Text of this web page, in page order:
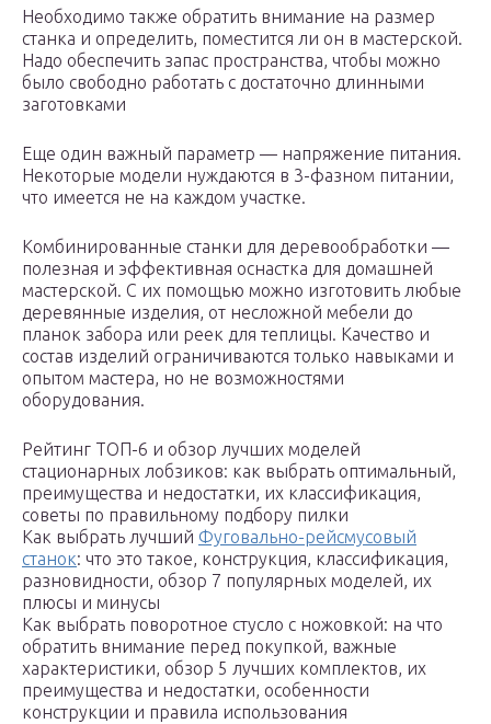
Необходимо также обратить внимание на размер
станка и определить, поместится ли он в мастерской.
Надо обеспечить запас пространства, чтобы можно
было свободно работать с достаточно длинными
заготовками
Еще один важный параметр — напряжение питания.
Некоторые модели нуждаются в 3-фазном питании,
что имеется не на каждом участке.
Комбинированные станки для деревообработки —
полезная и эффективная оснастка для домашней
мастерской. С их помощью можно изготовить любые
деревянные изделия, от несложной мебели до
планок забора или реек для теплицы. Качество и
состав изделий ограничиваются только навыками и
опытом мастера, но не возможностями
оборудования.
Рейтинг ТОП-6 и обзор лучших моделей
стационарных лобзиков: как выбрать оптимальный,
преимущества и недостатки, их классификация,
советы по правильному подбору пилки
Как выбрать лучший Фуговально-рейсмусовый
станок: что это такое, конструкция, классификация,
разновидности, обзор 7 популярных моделей, их
плюсы и минусы
Как выбрать поворотное стусло с ножовкой: на что
обратить внимание перед покупкой, важные
характеристики, обзор 5 лучших комплектов, их
преимущества и недостатки, особенности
конструкции и правила использования